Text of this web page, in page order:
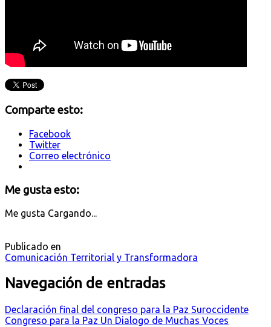
Comparte esto:
Facebook
Twitter
Correo electrónico
Me gusta esto:
Me gusta Cargando...
Publicado en
Comunicación Territorial y Transformadora
Navegación de entradas
Declaración final del congreso para la Paz Suroccidente
Congreso para la Paz Un Dialogo de Muchas Voces